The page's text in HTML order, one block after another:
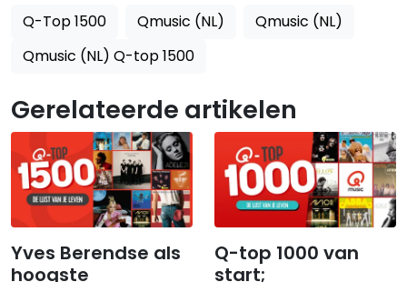
Q-Top 1500 Qmusic (NL)
Qmusic (NL)
Qmusic (NL) Q-top 1500
Gerelateerde artikelen
Yves Berendse als
hoogste
Q-top 1000 van
start;